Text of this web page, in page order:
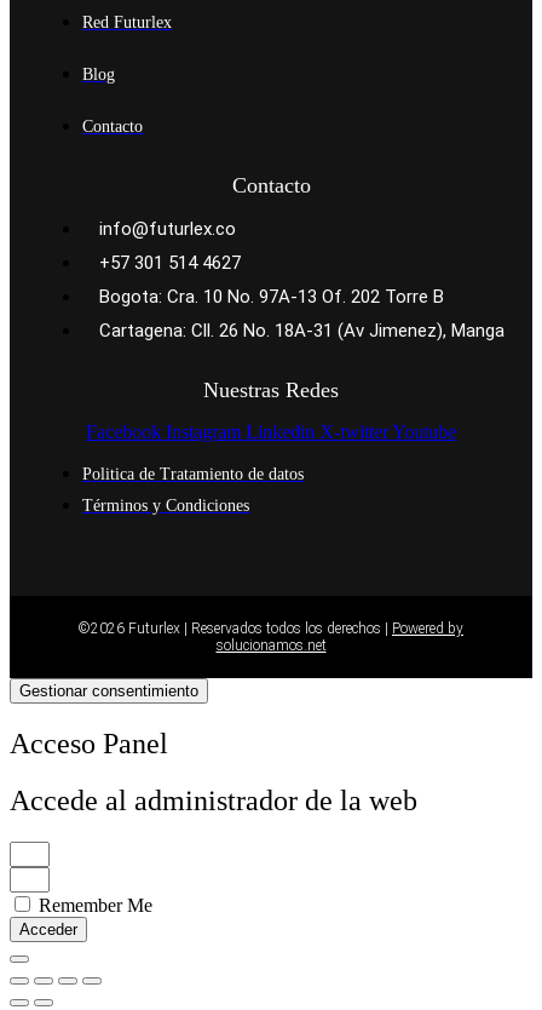
Red Futurlex
Blog
Contacto
Contacto
info@futurlex.co
+57 301 514 4627
Bogota: Cra. 10 No. 97A-13 Of. 202 Torre B
Cartagena: Cll. 26 No. 18A-31 (Av Jimenez), Manga
Nuestras Redes
Facebook Instagram Linkedin X-twitterYoutube
Politica de Tratamiento de datos
Términos y Condiciones
©2026 Futurlex | Reservados todos los derechos | Powered by
solucionamos.net
Gestionar consentimiento
Acceso Panel
Accede al administrador de la web
Remember Me
Acceder